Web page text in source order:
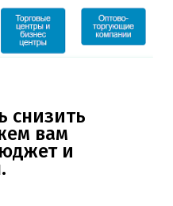
снизить
вам
и